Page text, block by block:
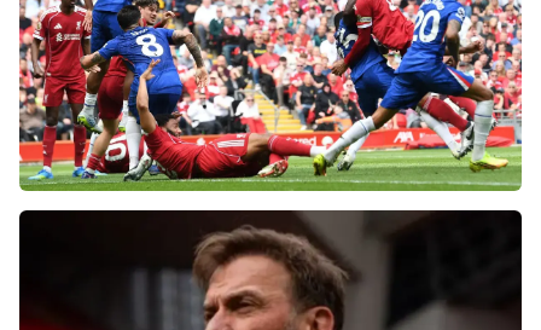
Фанаты «Ливерпуля» шокированы
неспособностью команды обыграть нынешний